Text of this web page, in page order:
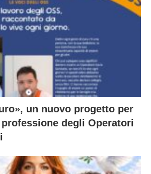
un nuovo progetto per
degli Operatori